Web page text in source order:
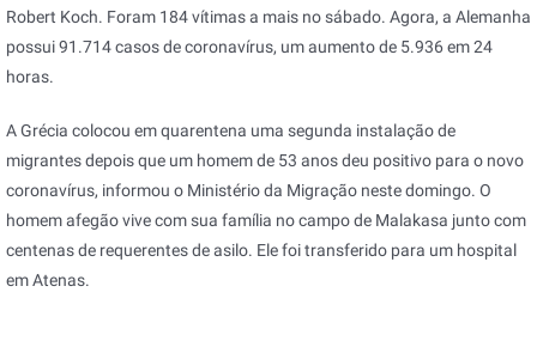
Robert Koch. Foram 184 vítimas a mais no sábado. Agora, a Alemanha
possui 91.714 casos de coronavírus, um aumento de 5.936 em 24
horas.
A Grécia colocou em quarentena uma segunda instalação de
migrantes depois que um homem de 53 anos deu positivo para o novo
coronavírus, informou o Ministério da Migração neste domingo. O
homem afegão vive com sua família no campo de Malakasa junto com
centenas de requerentes de asilo. Ele foi transferido para um hospital
em Atenas.